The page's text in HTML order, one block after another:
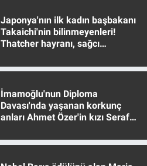
Japonya'nın ilk kadın başbakanı
Takaichi'nin bilinmeyenleri!
Thatcher hayranı, sağcı
İmamoğlu'nun Diploma
Davası'nda yaşanan korkunç
anları Ahmet Özer'in kızı Seraf